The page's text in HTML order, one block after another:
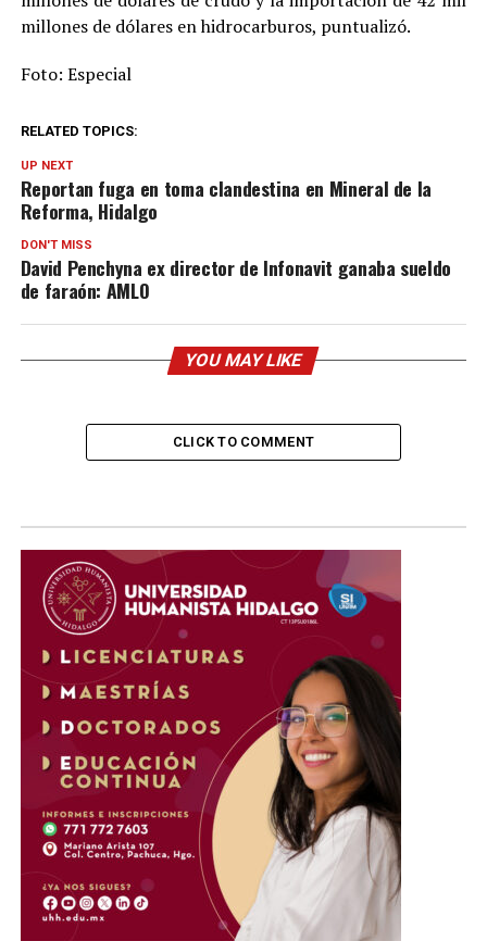
millones de dólares en hidrocarburos, puntualizó.
Foto: Especial
RELATED TOPICS:
UP NEXT
Reportan fuga en toma clandestina en Mineral de la
Reforma, Hidalgo
DON'T MISS
David Penchyna ex director de Infonavit ganaba sueldo
de faraón: AMLO
YOU MAY LIKE
CLICK TO COMMENT